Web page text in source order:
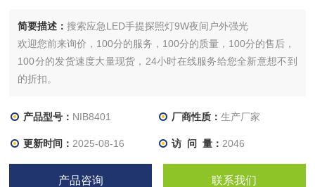
简要描述：搜索应急LED手提探照灯9W夜间户外强光
欢迎您前来询价，100分的服务，100分的质量，100分的售后，
100分的发货速度大量现货，24小时在线服务给您全新意想不到
的折扣。
产品型号： NIB8401 厂商性质： 生产厂家
更新时间： 2025-08-16 访 问 量： 2046
产品咨询 联系我们